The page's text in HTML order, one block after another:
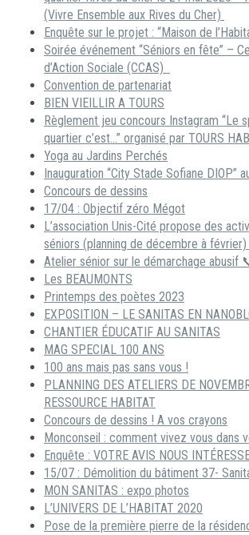
(Vivre Ensemble aux Rives du Cher)
Enquête sur le projet : “Maison de
Soirée événement “Séniors en fête” –
d’Action Sociale (CCAS)
Convention de partenariat
BIEN VIEILLIR A TOURS
Règlement jeu concours Instagram “Le
quartier c’est…” organisé par TOURS
Yoga au Jardins Perchés
Inauguration “City Stade Sofiane DIOP”
Concours de dessins
17/04 : Objectif zéro Mégot
L’association Unis-Cité propose des
séniors (planning de décembre à
Atelier sénior sur le démarchage abusif
Les BEAUMONTS
Printemps des poètes 2023
EXPOSITION – LE SANITAS EN
CHANTIER ÉDUCATIF AU SANITAS
MAG SPECIAL 100 ANS
100 ans mais pas sans vous !
PLANNING DES ATELIERS DE
RESSOURCE HABITAT
Concours de dessins ! A vos crayons
Monconseil : comment vivez vous dans
Enquête : VOTRE AVIS NOUS
15/07 : Démolition du bâtiment 37-
MON SANITAS : expo photos
L’UNIVERS DE L’HABITAT 2020
Pose de la première pierre de la